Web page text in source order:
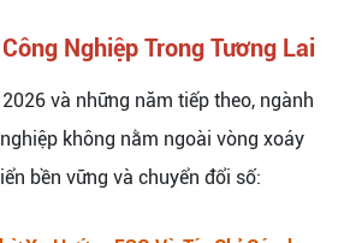
Nghiệp Trong Tương Lai
và những năm tiếp theo, ngành
không nằm ngoài vòng xoáy
bền vững và chuyển đổi số: